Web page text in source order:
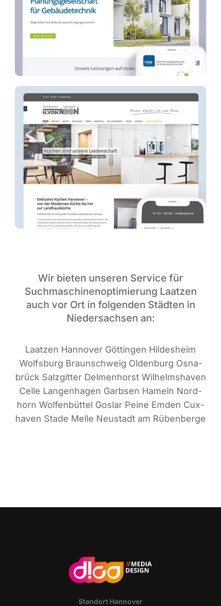
Wir bieten unseren Service für
Suchmaschinenoptimierung Laatzen
auch vor Ort in folgenden Städten in
Niedersachsen an:
Laat­zen Han­no­ver Göt­tin­gen Hil­des­heim
Wolfs­burg Braun­schweig Olden­burg Osna­
brück Salz­git­ter Del­men­horst Wil­helms­ha­ven
Cel­le Lan­gen­ha­gen Garb­sen Hameln Nord­
horn Wol­fen­büt­tel Gos­lar Pei­ne Emden Cux­
ha­ven Sta­de Mel­le Neu­stadt am Rübenberge
Stand­ort Hannover